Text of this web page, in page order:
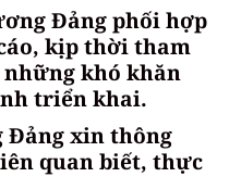
Đảng phối hợp
kịp thời tham
khó khăn
triển khai.
Đảng xin thông
quan biết, thực